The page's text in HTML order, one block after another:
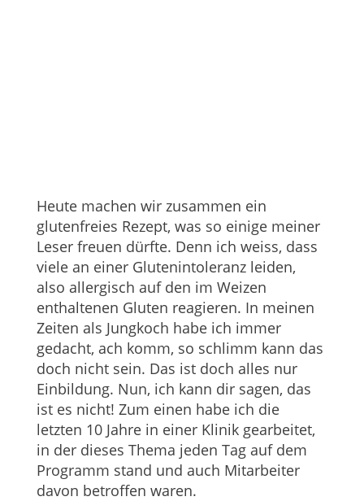
Heute machen wir zusammen ein
glutenfreies Rezept, was so einige meiner
Leser freuen dürfte. Denn ich weiss, dass
viele an einer Glutenintoleranz leiden,
also allergisch auf den im Weizen
enthaltenen Gluten reagieren. In meinen
Zeiten als Jungkoch habe ich immer
gedacht, ach komm, so schlimm kann das
doch nicht sein. Das ist doch alles nur
Einbildung. Nun, ich kann dir sagen, das
ist es nicht! Zum einen habe ich die
letzten 10 Jahre in einer Klinik gearbeitet,
in der dieses Thema jeden Tag auf dem
Programm stand und auch Mitarbeiter
davon betroffen waren.